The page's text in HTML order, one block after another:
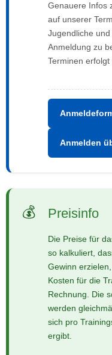
Genauere Infos
auf unserer
Jugendliche
Anmeldung zu
Terminen
Anmelden
Preisinfo
Die Preise für
so kalkuliert,
Gewinn
Kosten für die
Rechnung. Die
werden
sich pro
ergibt.